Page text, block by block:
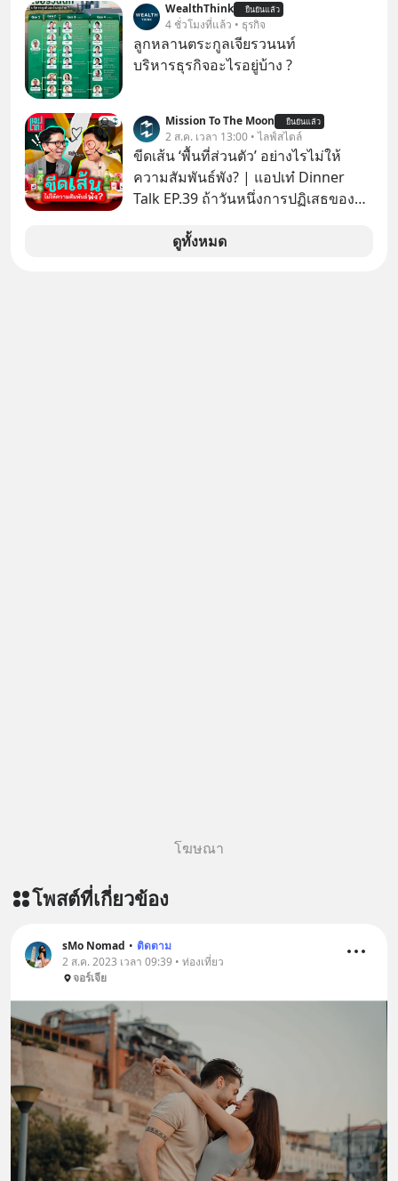
WealthThink ยืนยันแล้ว
4 ชั่วโมงที่แล้ว • ธุรกิจ
ลูกหลานตระกูลเจียรวนนท์
บริหารธุรกิจอะไรอยู่บ้าง ?
Mission To The Moon ยืนยันแล้ว
2 ส.ค. เวลา 13:00 • ไลฟ์สไตล์
ขีดเส้น ‘พื้นที่ส่วนตัว’ อย่างไรไม่ให้
ความสัมพันธ์พัง? | แอปเท๋ Dinner
Talk EP.39 ถ้าวันหนึ่งการปฏิเสธของ
ตั้งกำแพงใส่และมองว่าเราเห็นแก่ตัวทั้ง
ดูทั้งหมด
โฆษณา
โพสต์ที่เกี่ยวข้อง
sMo Nomad • ติดตาม
2 ส.ค. 2023 เวลา 09:39 • ท่องเที่ยว
จอร์เจีย